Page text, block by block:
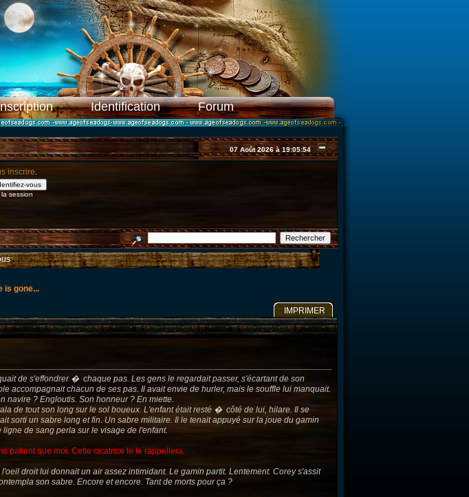
Identification Forum
07 Août 2026 à 19:05:54
inscrire
session
is gone...
IMPRIMER
de s'effondrer � chaque pas. Les gens le regardait passer, s'écartant de son
accompagnait chacun de ses pas. Il avait envie de hurler, mais le souffle lui manquait.
navire ? Engloutis. Son honneur ? En miette.
de tout son long sur le sol boueux. L'enfant était resté � côté de lui, hilare. Il se
sorti un sabre long et fin. Un sabre militaire. Il le tenait appuyé sur la joue du gamin
de sang perla sur le visage de l'enfant.
patient que moi. Cette cicatrice te le rappellera.
droit lui donnait un air assez intimidant. Le gamin partit. Lentement. Corey s'assit
son sabre. Encore et encore. Tant de morts pour ça ?